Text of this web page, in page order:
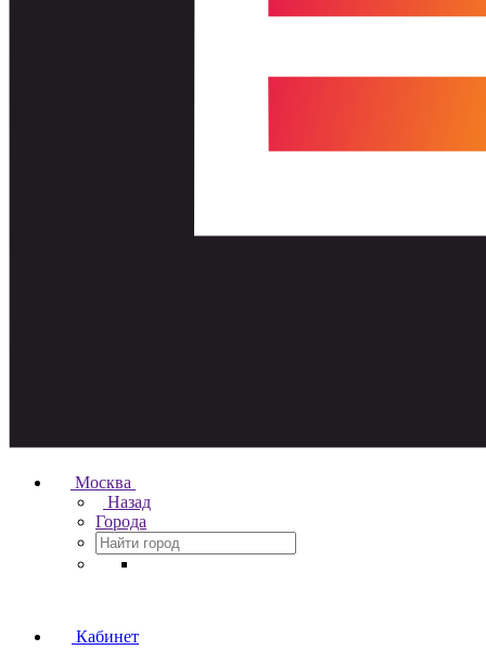
Москва
Назад
Города
Кабинет